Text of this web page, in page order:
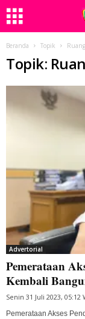
Beranda Topik
Topik:
Advertorial
Pemerataan
Kembali
Senin 31 Juli 2023, 05:12
Pemerataan Akses